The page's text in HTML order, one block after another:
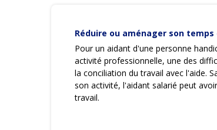
Réduire ou aménager son
Pour un aidant d'une personne
activité professionnelle, une des
la conciliation du travail avec l'aide.
son activité, l'aidant salarié peut
travail.